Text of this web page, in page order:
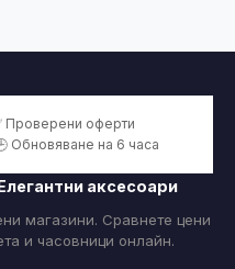
Проверени оферти
Обновяване на 6 часа
аксесоари
магазини. Сравнете цени
и часовници онлайн.